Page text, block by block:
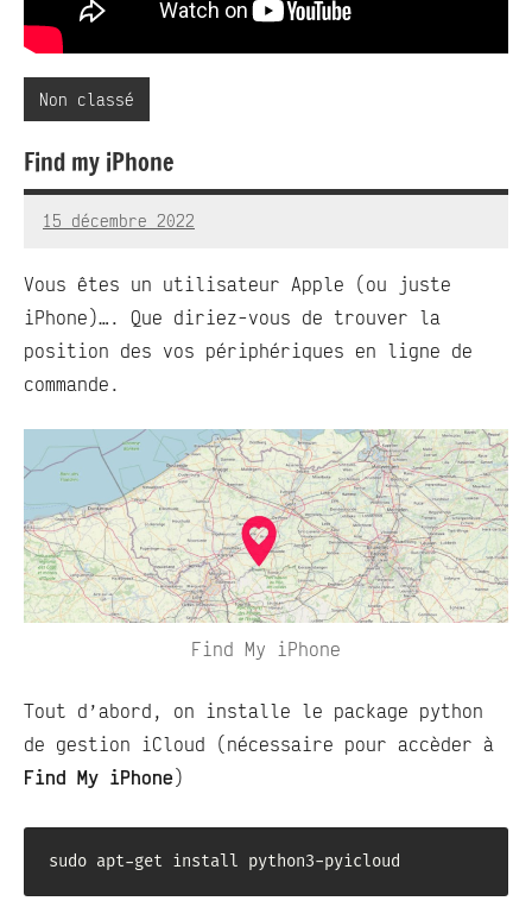
Non classé
Find my iPhone
15 décembre 2022
RedBug
Aucun
Vous êtes un utilisateur Apple (ou juste
iPhone)…. Que diriez-vous de trouver la
position des vos périphériques en ligne de
commande.
Find My iPhone
Tout d’abord, on installe le package python
de gestion iCloud (nécessaire pour accèder à
Find My iPhone)
sudo apt-get install python3-pyicloud